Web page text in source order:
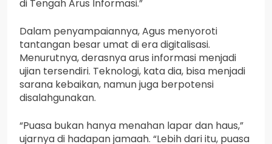
di Tengah Arus Informasi.”
Dalam penyampaiannya, Agus menyoroti
tantangan besar umat di era digitalisasi.
Menurutnya, derasnya arus informasi menjadi
ujian tersendiri. Teknologi, kata dia, bisa menjadi
sarana kebaikan, namun juga berpotensi
disalahgunakan.
“Puasa bukan hanya menahan lapar dan haus,”
ujarnya di hadapan jamaah. “Lebih dari itu, puasa